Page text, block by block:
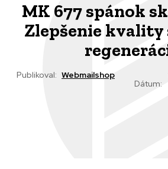
MK 677 spánok
Zlepšenie kvality
Publikoval: Webmailshop
Dátum: